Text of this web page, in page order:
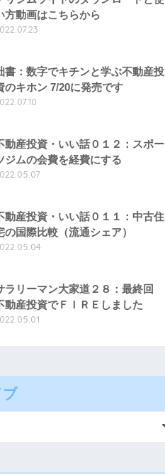
方動画はこちらから
書：数字でキチンと学ぶ不動産投
のキホン 7/20に発売です
動産投資・いい話０１２：スポー
ジムの会費を経費にする
動産投資・いい話０１１：中古住
の国際比較（流通シェア）
ラリーマン大家道２８：最終回
動産投資でＦＩＲＥしました
ブ